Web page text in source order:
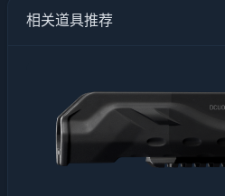
相关道具推荐